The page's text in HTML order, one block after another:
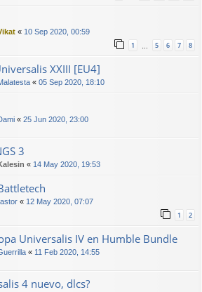
« 10 Sep 2020, 00:59
1 … 5 6 7 8
XXIII [EU4]
« 05 Sep 2020, 18:10
« 25 Jun 2020, 23:00
3
« 14 May 2020, 19:53
« 12 May 2020, 07:07
1 2
Universalis IV en Humble Bundle
« 11 Feb 2020, 14:55
4 nuevo, dlcs?